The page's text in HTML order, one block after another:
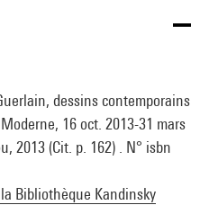
dessins contemporains
16 oct. 2013-31 mars
2013 (Cit. p. 162) . N° isbn
Bibliothèque Kandinsky